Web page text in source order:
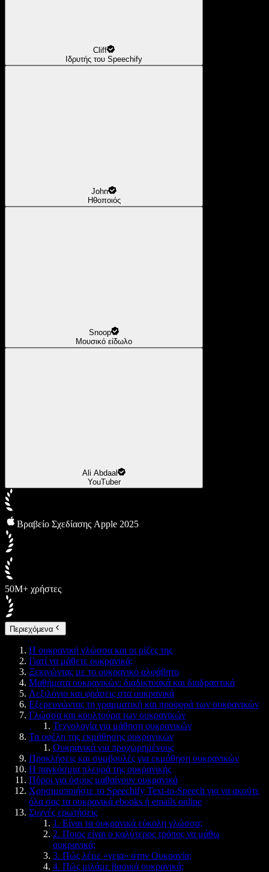
Cliff
Ιδρυτής του Speechify
John
Ηθοποιός
Snoop
Μουσικό είδωλο
Ali Abdaal
YouTuber
Βραβείο Σχεδίασης Apple 2025
50M+ χρήστες
Περιεχόμενα
Η ουκρανική γλώσσα και οι ρίζες της
Γιατί να μάθετε ουκρανικά;
Ξεκινώντας με το ουκρανικό αλφάβητο
Μαθήματα ουκρανικών: διαδικτυακά και διαδραστικά
Λεξιλόγιο και φράσεις στα ουκρανικά
Εξερευνώντας τη γραμματική και προφορά των ουκρανικών
Γλώσσα και κουλτούρα των ουκρανικών
Τεχνολογία για μάθηση ουκρανικών
Τα οφέλη της εκμάθησης ουκρανικών
Ουκρανικά για προχωρημένους
Προκλήσεις και συμβουλές για εκμάθηση ουκρανικών
Η παγκόσμια πλευρά της ουκρανικής
Πόροι για όσους μαθαίνουν ουκρανικά
Χρησιμοποιήστε το Speechify Text-to-Speech για να ακούτε
όλα σας τα ουκρανικά ebooks ή emails online
Συχνές ερωτήσεις
1. Είναι τα ουκρανικά εύκολη γλώσσα;
2. Ποιος είναι ο καλύτερος τρόπος να μάθω
ουκρανικά;
3. Πώς λέμε «γεια» στην Ουκρανία;
4. Πώς μιλάμε βασικά ουκρανικά;